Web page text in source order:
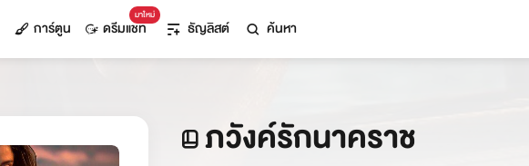
การ์ตูน
มาใหม่
ดรีมแชท ธัญลิสต์ ค้นหา
ภวังค์รักนาคราช